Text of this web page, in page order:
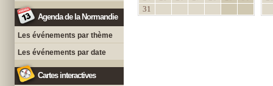
Agenda de la Normandie
Les événements par thème
Les événements par date
Cartes interactives
31